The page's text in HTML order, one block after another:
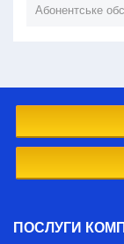
Абонентське
ПОСЛУГИ